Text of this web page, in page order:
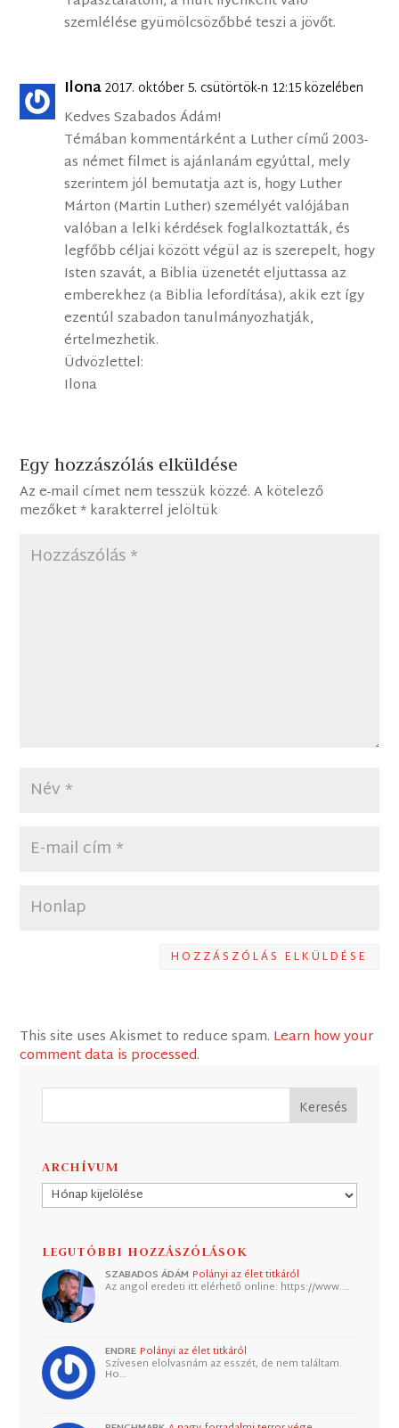
szemlélése gyümölcsözőbbé teszi a jövőt.
Ilona2017. október 5. csütörtök-n 12:15 közelében
Kedves Szabados Ádám!
Témában kommentárként a Luther című 2003-
as német filmet is ajánlanám egyúttal, mely
szerintem jól bemutatja azt is, hogy Luther
Márton (Martin Luther) személyét valójában
valóban a lelki kérdések foglalkoztatták, és
legfőbb céljai között végül az is szerepelt, hogy
Isten szavát, a Biblia üzenetét eljuttassa az
emberekhez (a Biblia lefordítása), akik ezt így
ezentúl szabadon tanulmányozhatják,
értelmezhetik.
Üdvözlettel:
Ilona
Egy hozzászólás elküldése
Az e-mail címet nem tesszük közzé. A kötelező
mezőket*karakterrel jelöltük
HOZZÁSZÓLÁS ELKÜLDÉSE
This site uses Akismet to reduce spam. Learn how your
comment data is processed.
ARCHÍVUM
Archívum
LEGUTÓBBI HOZZÁSZÓLÁSOK
SZABADOS ÁDÁM Polányi az élet titkáról
Az angol eredeti itt elérhető online: https://www.…
ENDRE Polányi az élet titkáról
Szívesen elolvasnám az esszét, de nem találtam.
Ho…